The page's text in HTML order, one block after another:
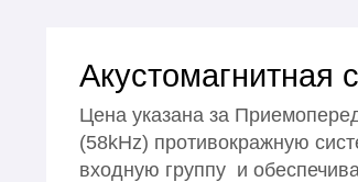
Акустомагнитная
Цена указана за
(58kHz) противокражную
входную группу и